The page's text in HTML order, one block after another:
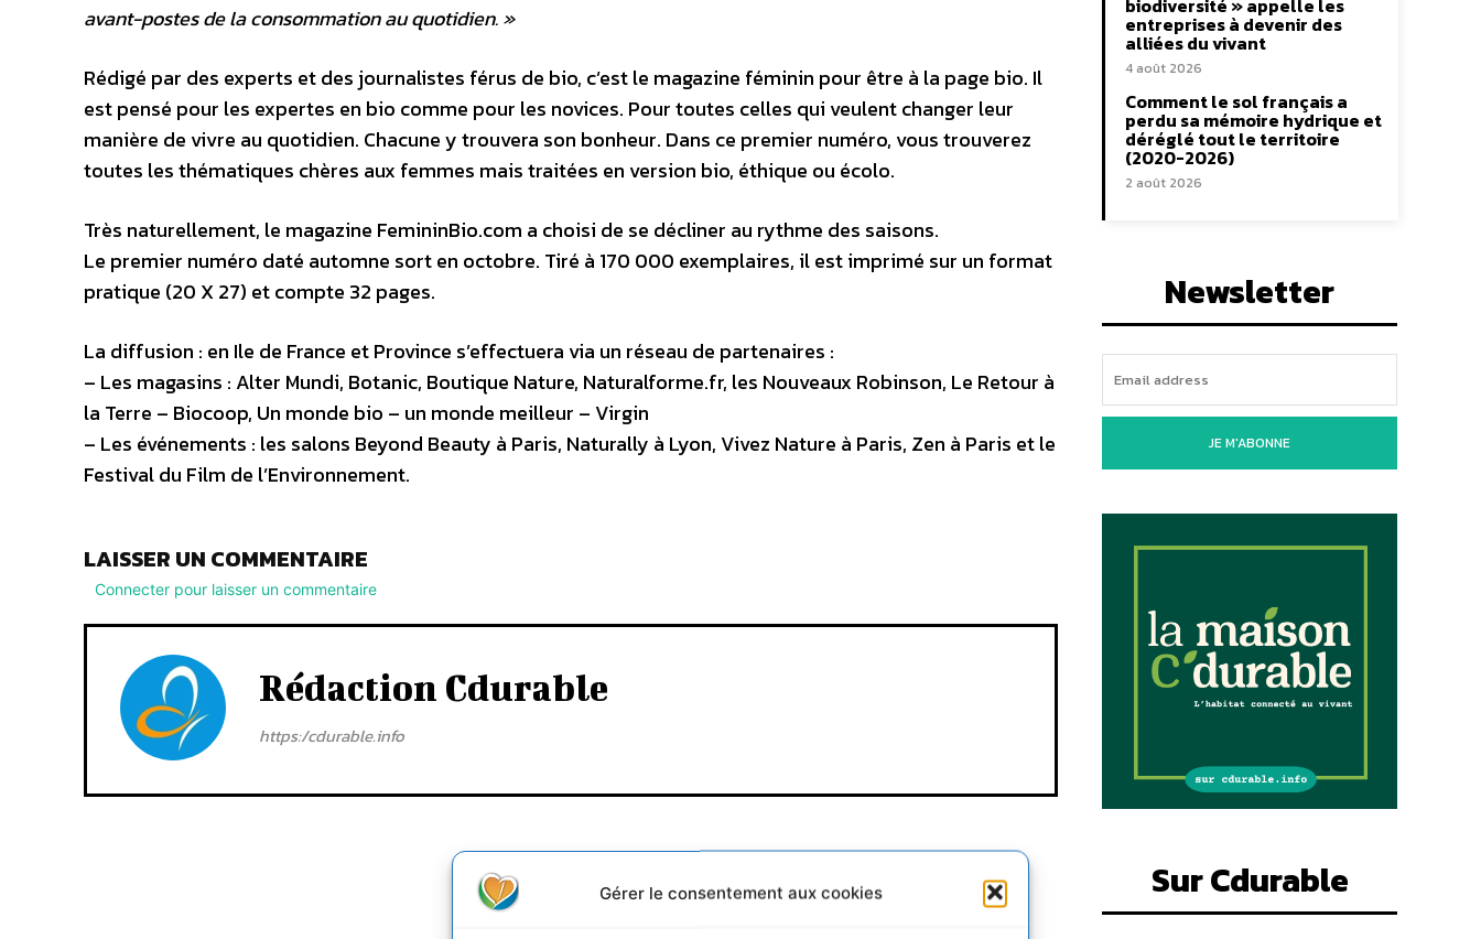
Gérer le consentement aux cookies
avant-postes de la consommation au quotidien. »
Rédigé par des experts et des journalistes férus de bio, c’est le magazine féminin pour être à la page bio. Il
est pensé pour les expertes en bio comme pour les novices. Pour toutes celles qui veulent changer leur
manière de vivre au quotidien. Chacune y trouvera son bonheur. Dans ce premier numéro, vous trouverez
toutes les thématiques chères aux femmes mais traitées en version bio, éthique ou écolo.
Très naturellement, le magazine FemininBio.com a choisi de se décliner au rythme des saisons.
Le premier numéro daté automne sort en octobre. Tiré à 170 000 exemplaires, il est imprimé sur un format
pratique (20 X 27) et compte 32 pages.
La diffusion : en Ile de France et Province s’effectuera via un réseau de partenaires :
– Les magasins : Alter Mundi, Botanic, Boutique Nature, Naturalforme.fr, les Nouveaux Robinson, Le Retour à
la Terre – Biocoop, Un monde bio – un monde meilleur – Virgin
– Les événements : les salons Beyond Beauty à Paris, Naturally à Lyon, Vivez Nature à Paris, Zen à Paris et le
Festival du Film de l’Environnement.
LAISSER UN COMMENTAIRE
Connecter pour laisser un commentaire
Rédaction Cdurable
https:/cdurable.info
biodiversité » appelle les
entreprises à devenir des
alliées du vivant
4 août 2026
Comment le sol français a
perdu sa mémoire hydrique et
déréglé tout le territoire
(2020-2026)
2 août 2026
Newsletter
JE M'ABONNE
Sur Cdurable